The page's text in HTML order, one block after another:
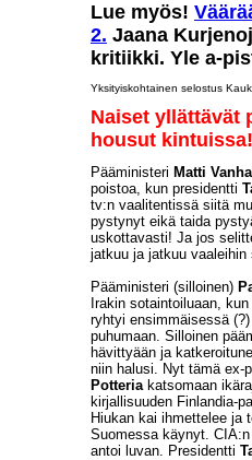
Lue myös!
2. Jaana
kritiikki. Yle a-
Yksityiskohtainen selostus
Naiset yllättävät
housut kintuissa!
Pääministeri Matti
poistoa, kun presidentti
tv:n vaalitentissä siitä
pystynyt eikä taida
uskottavasti! Ja jos
jatkuu ja jatkuu vaaleihin
Pääministeri (silloinen)
Irakin sotaintoiluaan,
ryhtyi ensimmäisessä
puhumaan. Silloinen
hävittyään ja
niin halusi. Nyt tämä ex-
Potteriakatsomaan
kirjallisuuden Finlandia-
Hiukan kai ihmettelee ja
Suomessa käynyt.
antoi luvan. Presidentti